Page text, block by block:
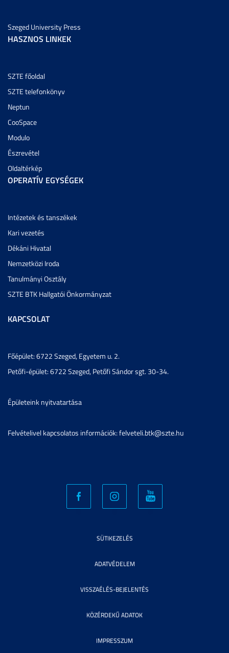
Szeged University Press
HASZNOS LINKEK
SZTE főoldal
SZTE telefonkönyv
Neptun
CooSpace
Modulo
Észrevétel
Oldaltérkép
OPERATÍV EGYSÉGEK
Intézetek és tanszékek
Kari vezetés
Dékáni Hivatal
Nemzetközi Iroda
Tanulmányi Osztály
SZTE BTK Hallgatói Önkormányzat
KAPCSOLAT
Főépület: 6722 Szeged, Egyetem u. 2.
Petőfi-épület: 6722 Szeged, Petőfi Sándor sgt. 30-34.
Épületeink nyitvatartása
Felvételivel kapcsolatos információk: felveteli.btk@szte.hu
SÜTIKEZELÉS
ADATVÉDELEM
VISSZAÉLÉS-BEJELENTÉS
KÖZÉRDEKŰ ADATOK
IMPRESSZUM